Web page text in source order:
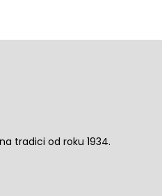
tradici od roku 1934.